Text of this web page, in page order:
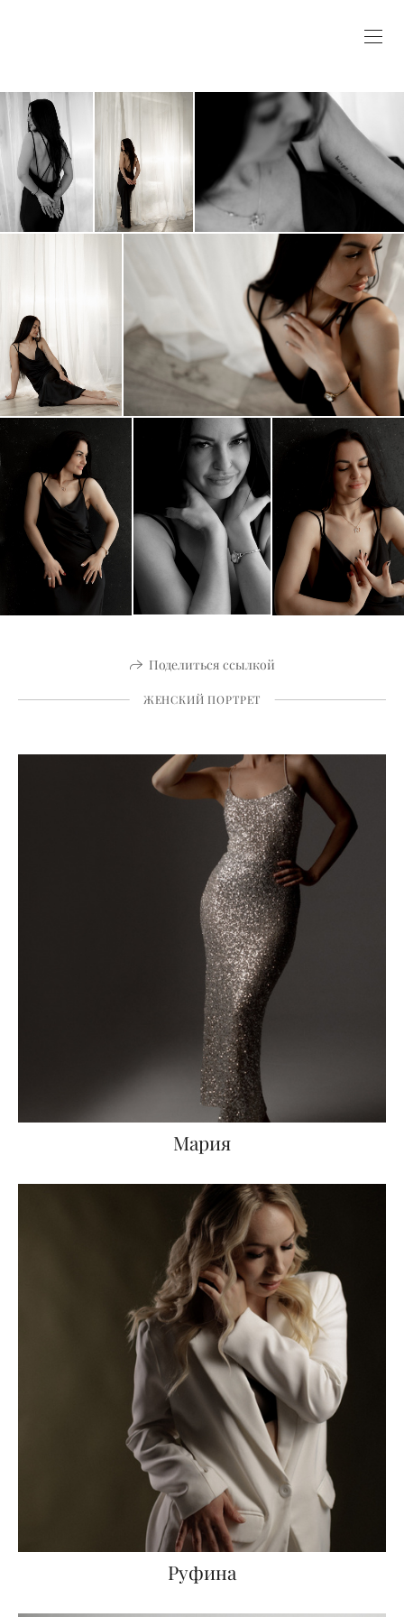
Поделиться ссылкой
ЖЕНСКИЙ ПОРТРЕТ
Мария
Руфина